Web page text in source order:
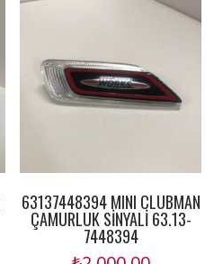
63137448394 MINI CLUBMAN
ÇAMURLUK SİNYALİ 63.13-
7448394